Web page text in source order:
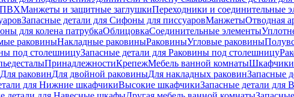
ПВХМанжеты и защитные заглушкиПереходники и соединительные
Запасные детали для Cифоны для писсуаровМанжетыОтводная
для колена патрубкаОблицовкаСоединительные элементы
раковиныНакладные раковиныРаковиныУгловые раковины
под столешницуЗапасные детали для Раковины под столешницу
ПринадлежностиКрепежМебель ванной комнатыШкафчики
раковинДля двойной раковиныДля накладных pаковинЗапасные
для Нижние шкафчикиВысокие шкафчикиЗапасные детали для